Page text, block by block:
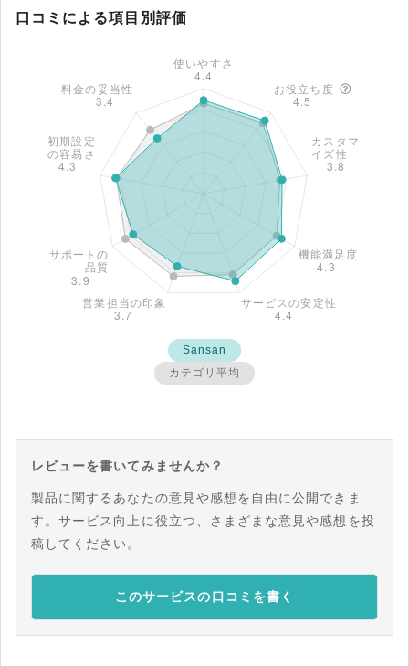
口コミによる項目別評価
Sansan
カテゴリ平均
レビューを書いてみませんか？
製品に関するあなたの意見や感想を自由に公開できま
す。サービス向上に役立つ、さまざまな意見や感想を投
稿してください。
このサービスの口コミを書く